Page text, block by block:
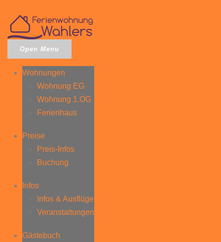
Open Menu
Wohnungen
Wohnung EG
Wohnung 1.OG
Ferienhaus
Preise
Preis-Infos
Buchung
Infos
Infos & Ausflüge
Veranstaltungen
Gästebuch